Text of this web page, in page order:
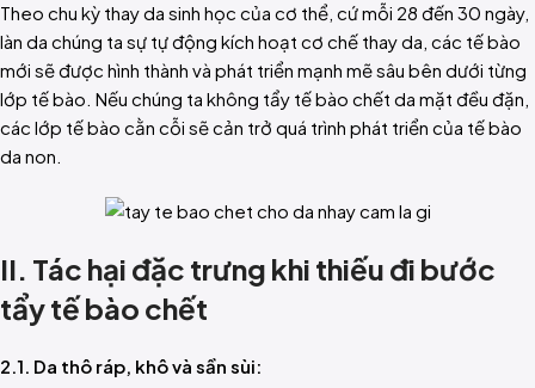
Theo chu kỳ thay da sinh học của cơ thể, cứ mỗi 28 đến 30 ngày,
làn da chúng ta sự tự động kích hoạt cơ chế thay da, các tế bào
mới sẽ được hình thành và phát triển mạnh mẽ sâu bên dưới từng
lớp tế bào. Nếu chúng ta không tẩy tế bào chết da mặt đều đặn,
các lớp tế bào cằn cỗi sẽ cản trở quá trình phát triển của tế bào
da non.
II. Tác hại đặc trưng khi thiếu đi bước
tẩy tế bào chết
2.1. Da thô ráp, khô và sần sùi: